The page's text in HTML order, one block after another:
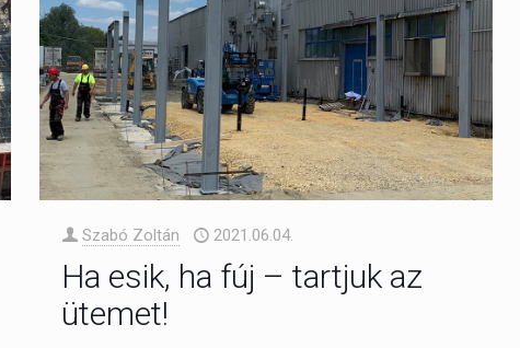
Szabó Zoltán 2021.06.04.
Ha esik, ha fúj – tartjuk az
ütemet!